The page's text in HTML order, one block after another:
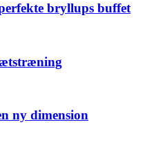
bryllups buffet
ny dimension